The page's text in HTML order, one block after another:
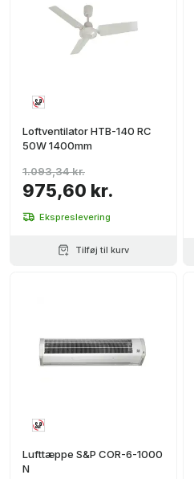
Loftventilator HTB-140 RC
50W 1400mm
975,60 kr.
1.093,34 kr.
Ekspreslevering
Tilføj til kurv
Lufttæppe S&P COR-6-1000
N